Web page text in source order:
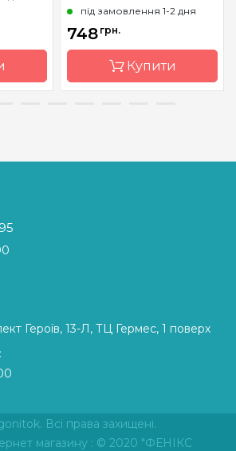
cm
під замовлення 1-2 дня
748 грн.
Купити
Країна
Молдова
Героїв, 13-Л, ТЦ Гермес, 1 поверх
Всі права захищені.
магазину : © 2020 "ФЕНІКС